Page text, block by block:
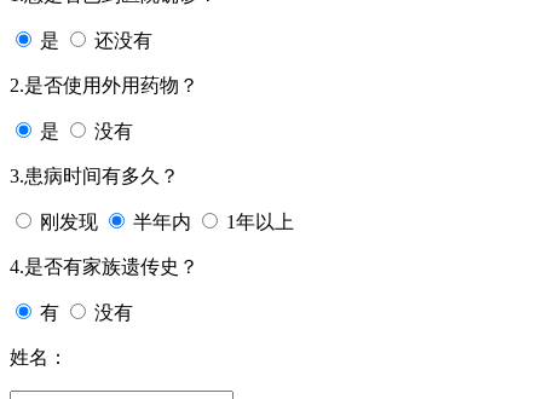
是 还没有
2.是否使用外用药物？
是 没有
3.患病时间有多久？
刚发现 半年内 1年以上
4.是否有家族遗传史？
有 没有
姓名：